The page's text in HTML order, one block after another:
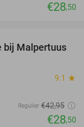
€28,50
34%
bij Malpertuus
9.1 star
Regulier €42,95
€28,50